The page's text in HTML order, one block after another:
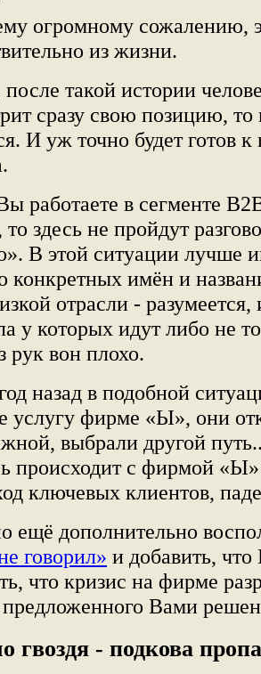
огромному сожалению,
из жизни.
такой истории
сразу свою позицию,
И уж точно будет готов
работаете в сегменте
то здесь не пройдут
В этой ситуации лучше
конкретных имён и
отрасли -
у которых идут либо не
рук вон плохо.
назад в подобной
услугу фирме «Ы», они
выбрали другой
происходит с фирмой
ключевых клиентов,
ещё дополнительно
говорил» и добавить,
что кризис на фирме
предложенного Вами
гвоздя - подкова